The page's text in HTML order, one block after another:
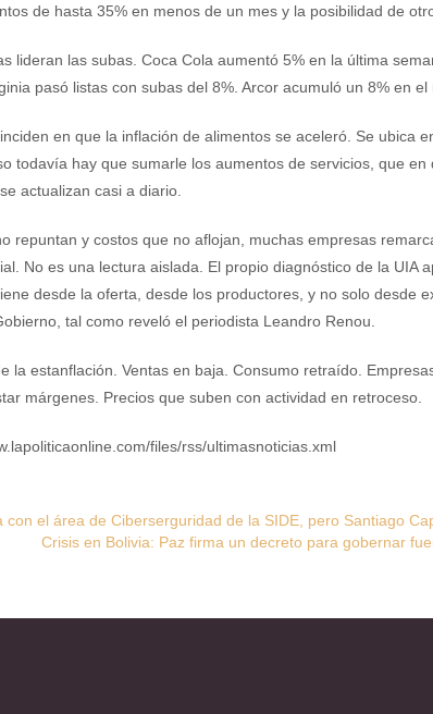
de hasta 35% en menos de un mes y la posibilidad de
lideran las subas. Coca Cola aumentó 5% en la última
pasó listas con subas del 8%. Arcor acumuló un 8% en el
en que la inflación de alimentos se aceleró. Se ubica
todavía hay que sumarle los aumentos de servicios, que
actualizan casi a diario.
repuntan y costos que no aflojan, muchas empresas
No es una lectura aislada. El propio diagnóstico de la UIA
desde la oferta, desde los productores, y no solo desde
tal como reveló el periodista Leandro Renou.
la estanflación. Ventas en baja. Consumo retraído.
márgenes. Precios que suben con actividad en retroceso.
files/rss/ultimasnoticias.xml
con el área de Ciberserguridad de la SIDE, pero Santiago
Crisis en Bolivia: Paz firma un decreto para gobernar